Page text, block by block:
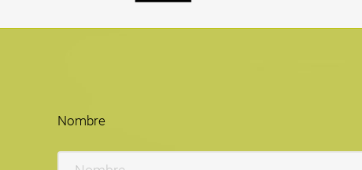
Nombre